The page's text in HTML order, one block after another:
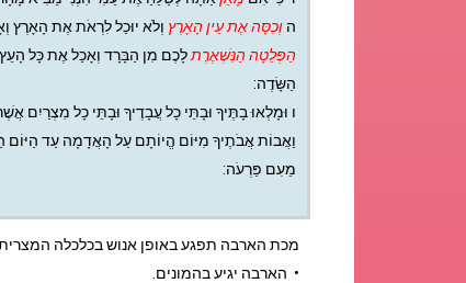
ה וְכִסָּה אֶת עֵין הָאָרֶץ וְלֹא יוּכַל לִרְאֹת אֶת הָאָרֶץ
הַפְּלֵטָה הַנִּשְׁאֶרֶתלָכֶם מִן הַבָּרָד וְאָכַל אֶת כָּל
הַשָּׂדֶה:
ו וּמָלְאוּ בָתֶּיךָ וּבָתֵּי כָל עֲבָדֶיךָ וּבָתֵּי כָל מִצְרַיִם
וַאֲבוֹת אֲבֹתֶיךָ מִיּוֹם הֱיוֹתָם עַל הָאֲדָמָה עַד הַיּוֹם
מֵעִם פַּרְעֹה:
מכת הארבה תפגע באופן אנוש בכלכלה
• הארבה יגיע בהמונים.